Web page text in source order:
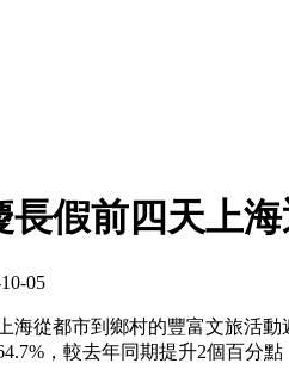
長假前四天上
05
海從都市到鄉村的豐富文旅活
，較去年同期提升2個百分